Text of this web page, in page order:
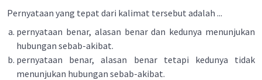
Pernyataan yang tepat dari kalimat tersebut adalah ...
pernyataan benar, alasan benar dan kedunya menunjukan
hubungan sebab-akibat.
pernyataan benar, alasan benar tetapi kedunya tidak
menunjukan hubungan sebab-akibat.